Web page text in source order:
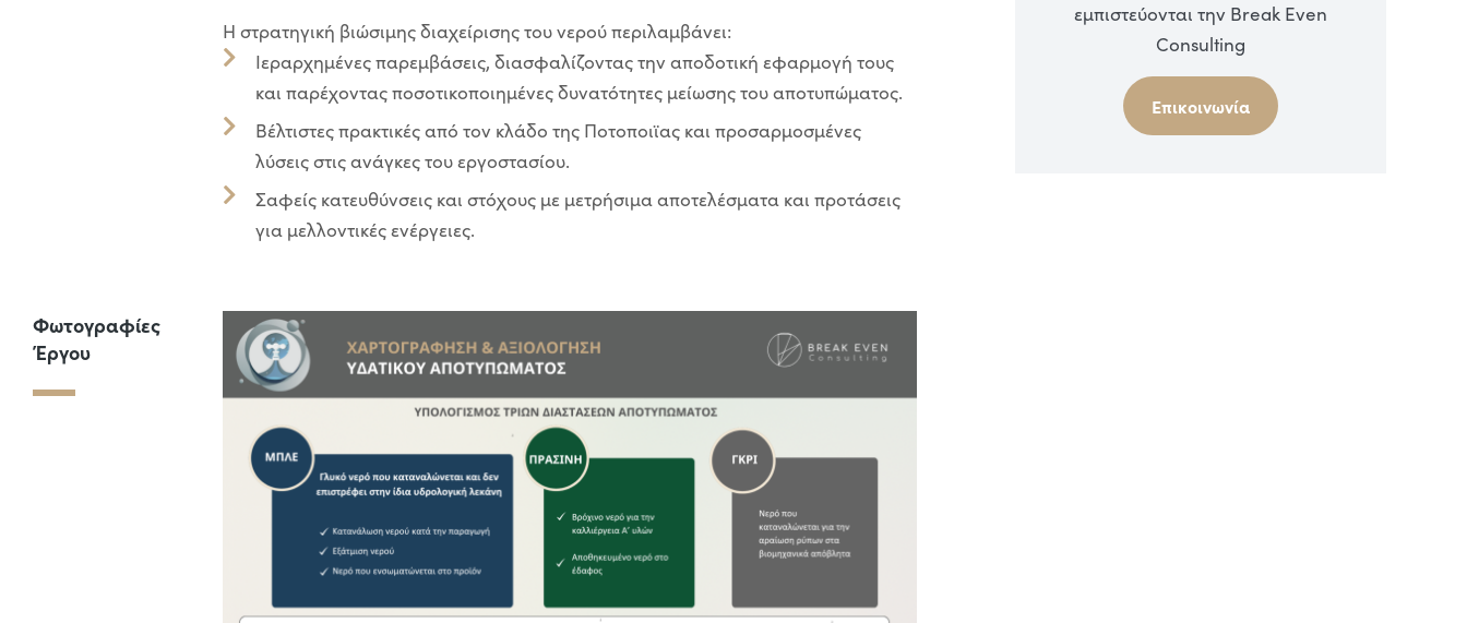
Η στρατηγική βιώσιμης διαχείρισης του νερού περιλαμβάνει:
Ιεραρχημένες παρεμβάσεις, διασφαλίζοντας την αποδοτική εφαρμογή τους
και παρέχοντας ποσοτικοποιημένες δυνατότητες μείωσης του αποτυπώματος.
Βέλτιστες πρακτικές από τον κλάδο της Ποτοποιϊας και προσαρμοσμένες
λύσεις στις ανάγκες του εργοστασίου.
Σαφείς κατευθύνσεις και στόχους με μετρήσιμα αποτελέσματα και προτάσεις
για μελλοντικές ενέργειες.
Φωτογραφίες
Έργου
εμπιστεύονται την Break Even
Consulting
Επικοινωνία